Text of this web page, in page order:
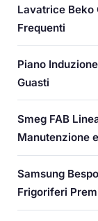
Lavatrice Beko
Frequenti
Piano
Guasti
Smeg FAB
Manutenzione
Samsung
Frigoriferi